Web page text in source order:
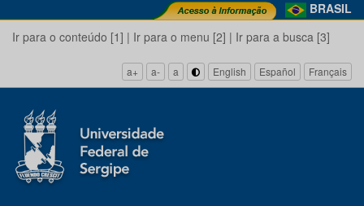
BRASIL
Ir para o conteúdo [1] | Ir para o menu [2] | Ir para a busca [3]
a+ a- a English Español Français